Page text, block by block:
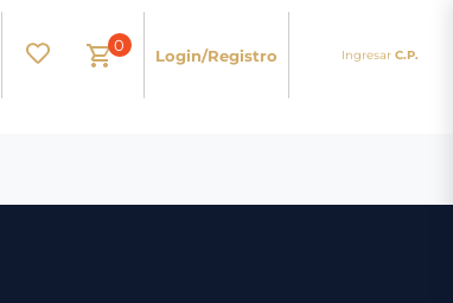
0
Login/Registro Ingresar C.P.